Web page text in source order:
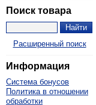
Поиск товара
Расширенный поиск
Информация
Система бонусов
Политика в отношении
обработки